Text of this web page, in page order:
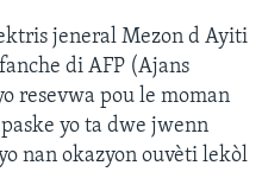
jeneral Mezon d Ayiti
di AFP (Ajans
resevwa pou le moman
yo ta dwe jwenn
nan okazyon ouvèti lekòl